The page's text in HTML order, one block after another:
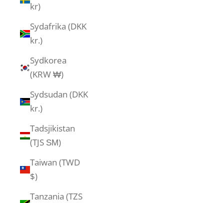
kr)
Sydafrika (DKK
kr.)
Sydkorea
(KRW ₩)
Sydsudan (DKK
kr.)
Tadsjikistan
(TJS ЅМ)
Taiwan (TWD
$)
Tanzania (TZS